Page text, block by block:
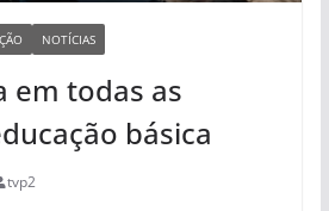
NOTÍCIAS
em todas as
básica
tvp2